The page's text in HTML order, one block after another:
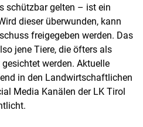
schützbar gelten – ist ein
dieser überwunden, kann
freigegeben werden. Das
jene Tiere, die öfters als
werden. Aktuelle
in den Landwirtschaftlichen
Media Kanälen der LK Tirol